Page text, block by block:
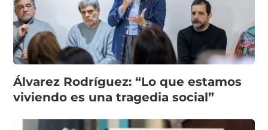
Álvarez Rodríguez: “Lo que estamos
viviendo es una tragedia social”